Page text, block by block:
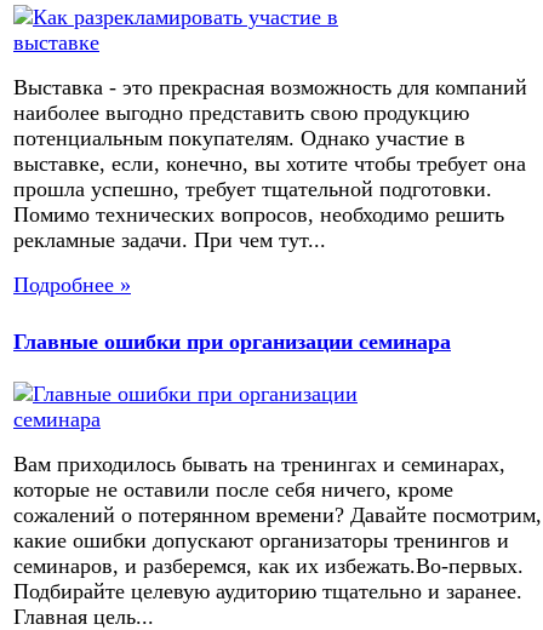
Выставка - это прекрасная возможность для компаний
наиболее выгодно представить свою продукцию
потенциальным покупателям. Однако участие в
выставке, если, конечно, вы хотите чтобы требует она
прошла успешно, требует тщательной подготовки.
Помимо технических вопросов, необходимо решить
рекламные задачи. При чем тут...
Подробнее »
Главные ошибки при организации семинара
Вам приходилось бывать на тренингах и семинарах,
которые не оставили после себя ничего, кроме
сожалений о потерянном времени? Давайте посмотрим,
какие ошибки допускают организаторы тренингов и
семинаров, и разберемся, как их избежать.Во-первых.
Подбирайте целевую аудиторию тщательно и заранее.
Главная цель...